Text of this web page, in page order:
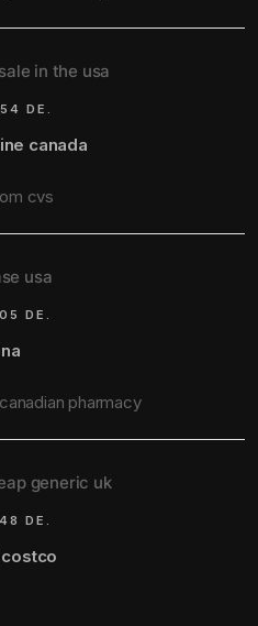
in the usa
DE.
canada
cvs
usa
DE.
pharmacy
generic uk
DE.